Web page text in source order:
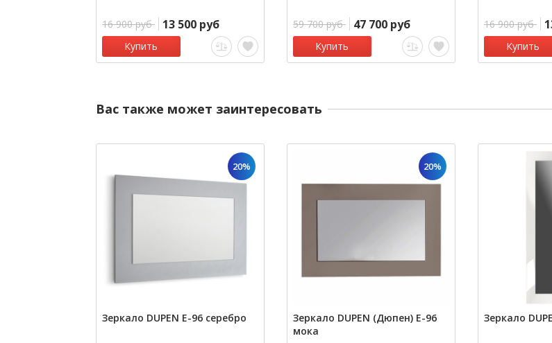
16 900 руб 13 500 руб
Купить
59 700 руб 47 700 руб
Купить
16 900 руб
Купить
Вас также может заинтересовать
20%
Зеркало DUPEN E-96 серебро
20%
Зеркало DUPEN (Дюпен) Е-96
мока
Зеркало